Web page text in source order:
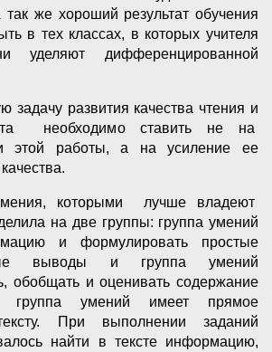
же хороший результат обучения
в тех классах, в которых учителя
уделяют дифференцированной
задачу развития качества чтения и
необходимо ставить не на
этой работы, а на усиление ее
которыми лучше владеют
на две группы: группа умений
и формулировать простые
выводы и группа умений
обобщать и оценивать содержание
группа умений имеет прямое
При выполнении заданий
найти в тексте информацию,